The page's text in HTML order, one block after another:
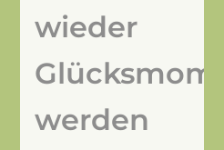
wieder
werden